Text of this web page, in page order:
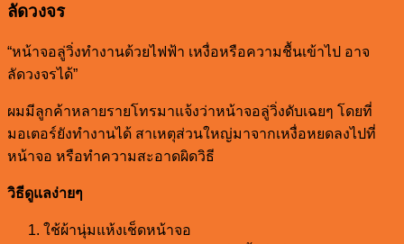
ลัดวงจร
“หน้าจอลู่วิ่งทำงานด้วยไฟฟ้า เหงื่อหรือความชื้นเข้าไป อาจ
ลัดวงจรได้”
ผมมีลูกค้าหลายรายโทรมาแจ้งว่าหน้าจอลู่วิ่งดับเฉยๆ โดยที่
มอเตอร์ยังทำงานได้ สาเหตุส่วนใหญ่มาจากเหงื่อหยดลงไปที่
หน้าจอ หรือทำความสะอาดผิดวิธี
วิธีดูแลง่ายๆ
ใช้ผ้านุ่มแห้งเช็ดหน้าจอ